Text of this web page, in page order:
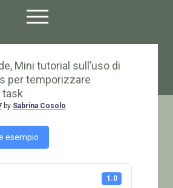
open
menu
twitterfacebook
email-form
Home
Chi sono
Mini tutorial sull’uso di
per temporizzare
task
by Sabrina Cosolo
esempio
1.0